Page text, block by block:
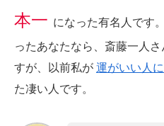
本一 になった有名人です
ったあなたなら、斎藤一人
すが、以前私が 運がいい人
た凄い人です。